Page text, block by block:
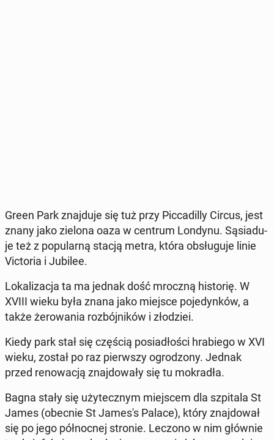
Green Park znaj­du­je się tuż przy Pic­ca­dil­ly Circus, jest
znany jako zielona oaza w centrum Londynu. Są­sia­du­
je też z po­pu­lar­ną stacją metra, która ob­słu­gu­je linie
Vic­to­ria i Jubilee.
Lo­ka­li­za­cja ta ma jednak dość mroczną hi­sto­rię. W
XVIII wieku była znana jako miejsce po­je­dyn­ków, a
także że­ro­wa­nia roz­bój­ni­ków i zło­dziei.
Kiedy park stał się częścią po­sia­dło­ści hra­bie­go w XVI
wieku, został po raz pierw­szy ogro­dzo­ny. Jednak
przed re­no­wa­cją znaj­do­wa­ły się tu mo­kra­dła.
Bagna stały się uży­tecz­nym miej­scem dla szpi­ta­la St
James (obecnie St James's Palace), który znaj­do­wał
się po jego pół­noc­nej stronie. Leczono w nim głównie